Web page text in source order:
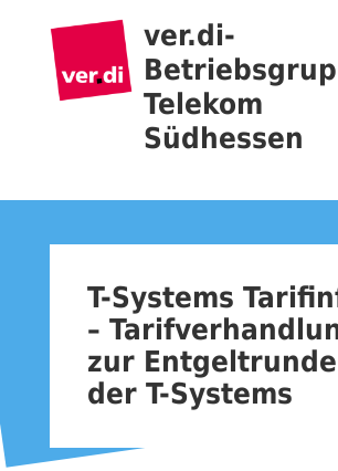
ver.di-
Telekom
Südhessen
T-Systems
–
zur
der T-Systems